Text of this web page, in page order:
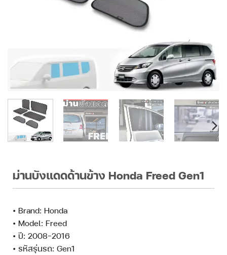
ม่านบังแดดด้านข้าง Honda Freed Gen1
• Brand: Honda
• Model: Freed
• ปี: 2008-2016
• รหัสรุ่นรถ: Gen1